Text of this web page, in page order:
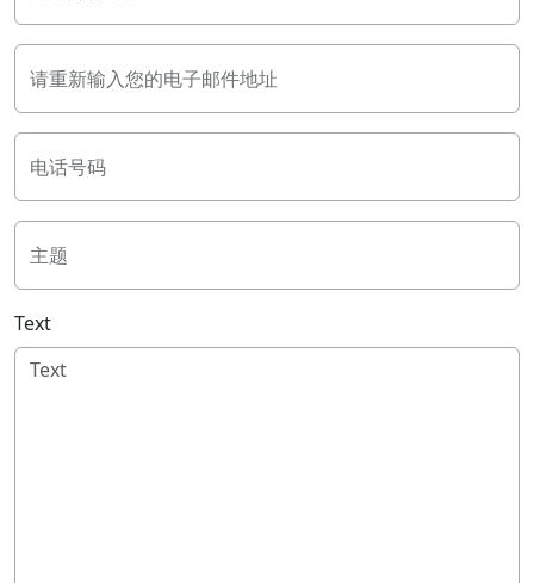
请重新输入您的电子邮件地址
电话号码
主题
Text